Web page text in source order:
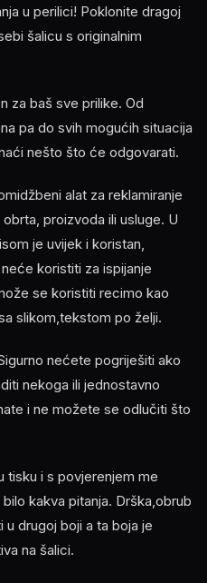
u perilici! Poklonite dragoj
šalicu s originalnim
za baš sve prilike. Od
pa do svih mogućih situacija
nešto što će odgovarati.
alat za reklamiranje
proizvoda ili usluge. U
je uvijek i koristan,
koristiti za ispijanje
se koristiti recimo kao
slikom,tekstom po želji.
nećete pogriješiti ako
nekoga ili jednostavno
i ne možete se odlučiti što
tisku i s povjerenjem me
kakva pitanja. Drška,obrub
drugoj boji a ta boja je
na šalici.